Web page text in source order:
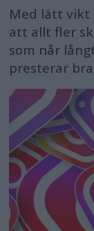
Med lätt vikt
att allt fler
som når
presterar